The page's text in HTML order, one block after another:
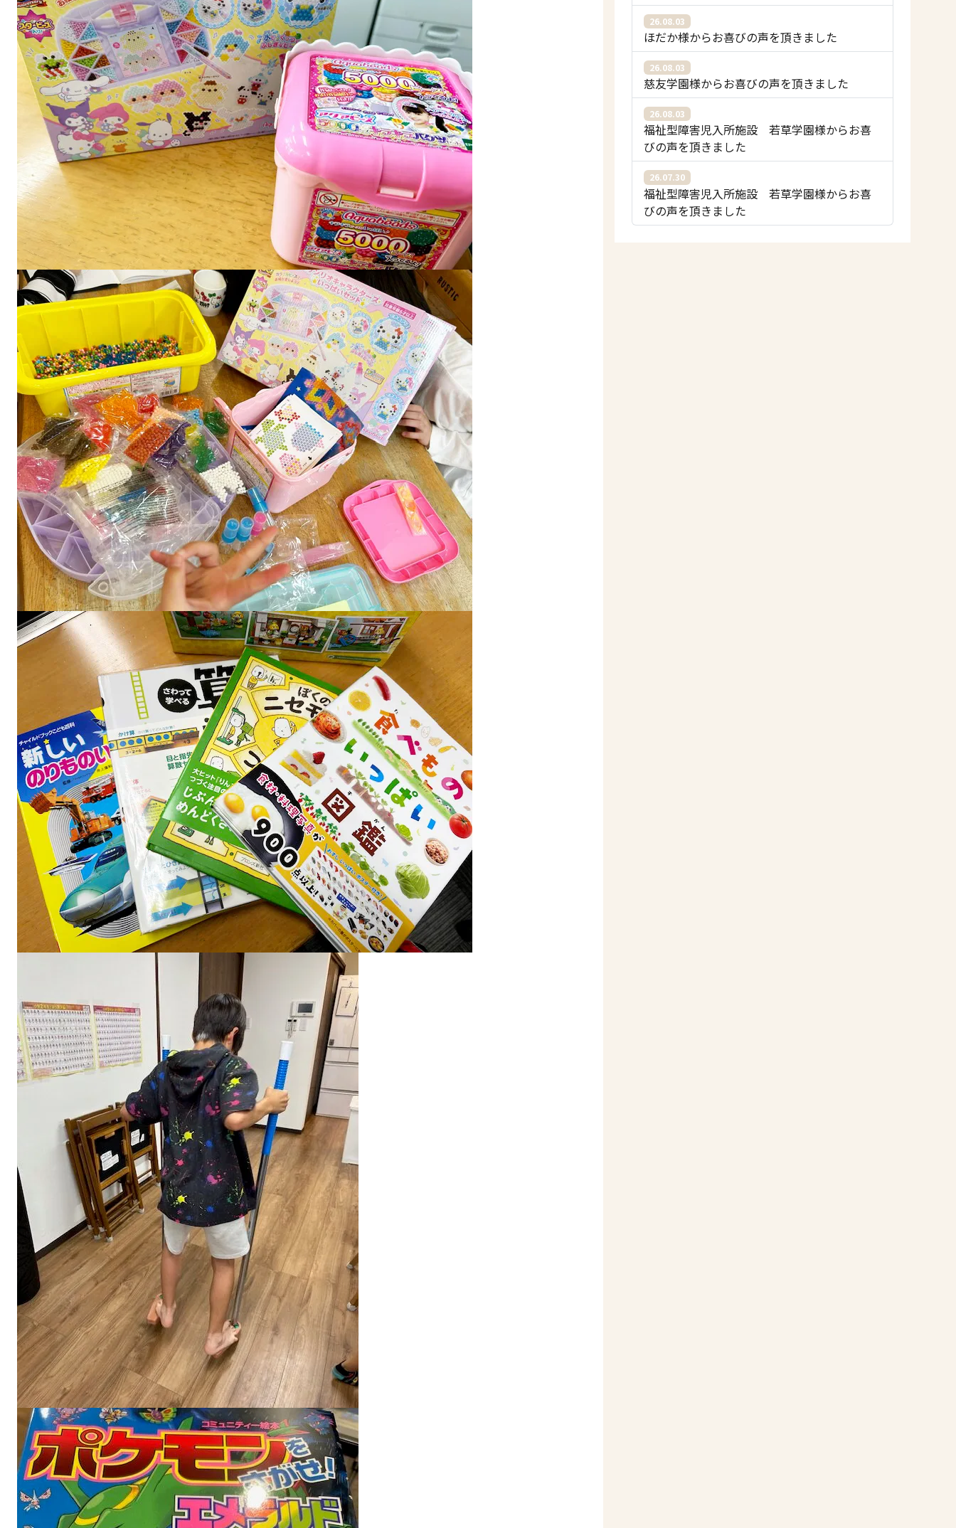
26.08.03
ほだか様からお喜びの声を頂きました
26.08.03
慈友学園様からお喜びの声を頂きました
26.08.03
福祉型障害児入所施設 若草学園様からお喜
びの声を頂きました
26.07.30
福祉型障害児入所施設 若草学園様からお喜
びの声を頂きました